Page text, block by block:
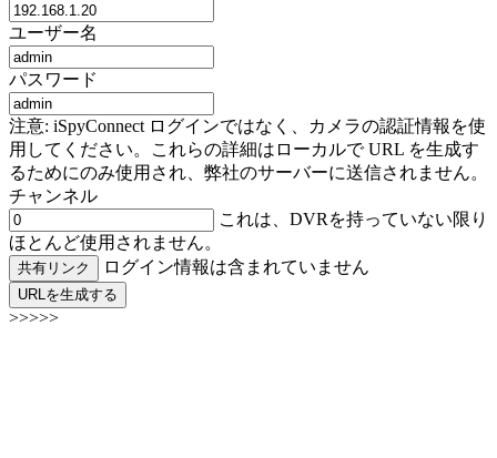
ユーザー名
パスワード
注意: iSpyConnect ログインではなく、カメラの認証情報を使
用してください。これらの詳細はローカルで URL を生成す
るためにのみ使用され、弊社のサーバーに送信されません。
チャンネル
これは、DVRを持っていない限り
ほとんど使用されません。
共有リンク ログイン情報は含まれていません
URLを生成する
>>>>>